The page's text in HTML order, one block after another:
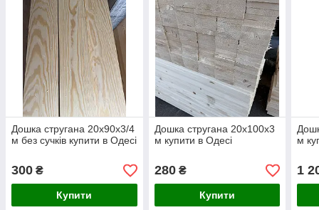
Дошка стругана 20х90х3/4
м без сучків купити в Одесі
300 ₴
Купити
Дошка стругана 20х100х3
м купити в Одесі
280₴
Купити
м
1